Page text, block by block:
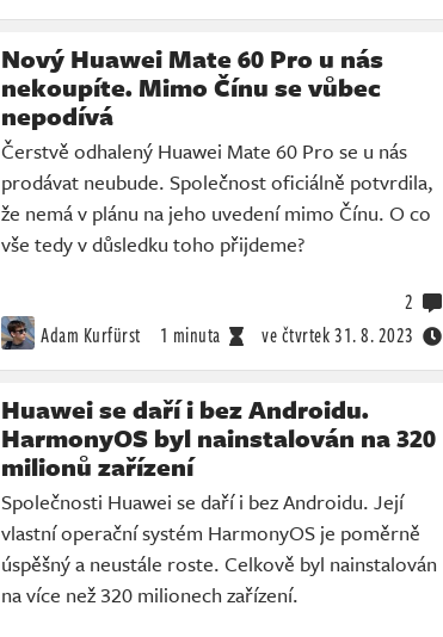
Nový Huawei Mate 60 Pro u nás
nekoupíte. Mimo Čínu se vůbec
nepodívá
Čerstvě odhalený Huawei Mate 60 Pro se u nás
prodávat neubude. Společnost oficiálně potvrdila,
že nemá v plánu na jeho uvedení mimo Čínu. O co
vše tedy v důsledku toho přijdeme?
Adam Kurfürst 1 minuta ve čtvrtek31. 8. 2023
2
Huawei se daří i bez Androidu.
HarmonyOS byl nainstalován na 320
milionů zařízení
Společnosti Huawei se daří i bez Androidu. Její
vlastní operační systém HarmonyOS je poměrně
úspěšný a neustále roste. Celkově byl nainstalován
na více než 320 milionech zařízení.